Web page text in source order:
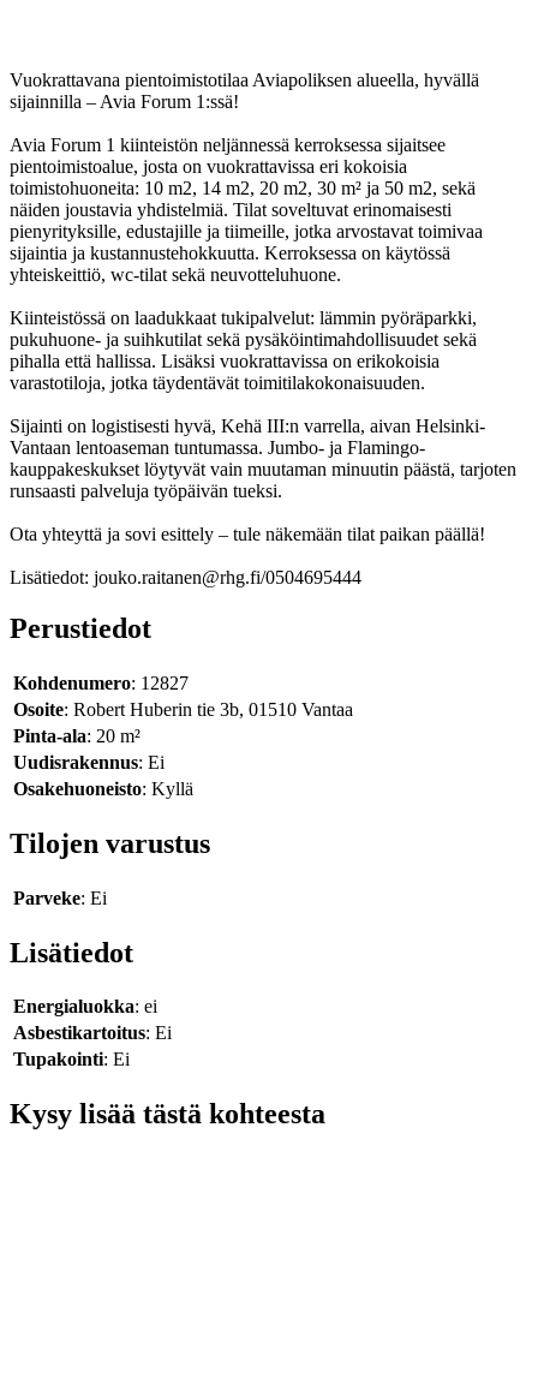
Vuokrattavana pientoimistotilaa Aviapoliksen alueella, hyvällä
sijainnilla – Avia Forum 1:ssä!
Avia Forum 1 kiinteistön neljännessä kerroksessa sijaitsee
pientoimistoalue, josta on vuokrattavissa eri kokoisia
toimistohuoneita: 10 m2, 14 m2, 20 m2, 30 m² ja 50 m2, sekä
näiden joustavia yhdistelmiä. Tilat soveltuvat erinomaisesti
pienyrityksille, edustajille ja tiimeille, jotka arvostavat toimivaa
sijaintia ja kustannustehokkuutta. Kerroksessa on käytössä
yhteiskeittiö, wc-tilat sekä neuvotteluhuone.
Kiinteistössä on laadukkaat tukipalvelut: lämmin pyöräparkki,
pukuhuone- ja suihkutilat sekä pysäköintimahdollisuudet sekä
pihalla että hallissa. Lisäksi vuokrattavissa on erikokoisia
varastotiloja, jotka täydentävät toimitilakokonaisuuden.
Sijainti on logistisesti hyvä, Kehä III:n varrella, aivan Helsinki-
Vantaan lentoaseman tuntumassa. Jumbo- ja Flamingo-
kauppakeskukset löytyvät vain muutaman minuutin päästä, tarjoten
runsaasti palveluja työpäivän tueksi.
Ota yhteyttä ja sovi esittely – tule näkemään tilat paikan päällä!
Lisätiedot: jouko.raitanen@rhg.fi/0504695444
Perustiedot
Kohdenumero: 12827
Osoite: Robert Huberin tie 3b, 01510 Vantaa
Pinta-ala: 20 m²
Uudisrakennus: Ei
Osakehuoneisto: Kyllä
Tilojen varustus
Parveke: Ei
Lisätiedot
Energialuokka: ei
Asbestikartoitus: Ei
Tupakointi: Ei
Kysy lisää tästä kohteesta